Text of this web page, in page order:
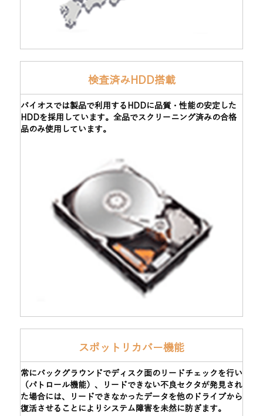
検査済みHDD搭載
バイオスでは製品で利用するHDDに品質・性能の安定した
HDDを採用しています。全品でスクリーニング済みの合格
品のみ使用しています。
スポットリカバー機能
常にバックグラウンドでディスク面のリードチェックを行い
（パトロール機能）、リードできない不良セクタが発見され
た場合には、リードできなかったデータを他のドライブから
復活させることによりシステム障害を未然に防ぎます。